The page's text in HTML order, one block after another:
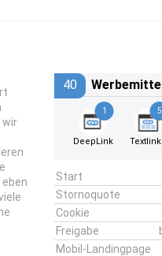
wir
40
1
DeepLink
5
Start
Stornoquote
Cookie
Freigabe
Mobil-Landingpage